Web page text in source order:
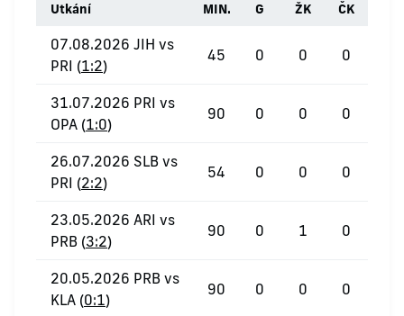
Utkání MIN. G ŽK ČK
07.08.2026 JIH vs
PRI (1:2)
45 0 0 0
31.07.2026 PRI vs
OPA (1:0)
90 0 0 0
26.07.2026 SLB vs
PRI (2:2)
54 0 0 0
23.05.2026 ARI vs
PRB (3:2)
90 0 1 0
20.05.2026 PRB vs
KLA (0:1)
90 0 0 0